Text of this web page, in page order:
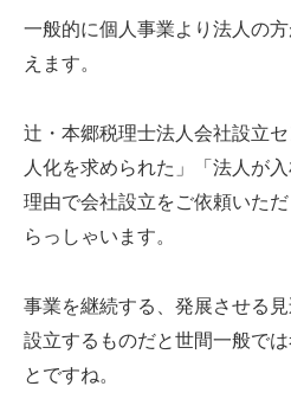
一般的に個人事業より法人の
えます。
辻・本郷税理士法人会社設立
人化を求められた」「法人が
理由で会社設立をご依頼いた
らっしゃいます。
事業を継続する、発展させる
設立するものだと世間一般で
とですね。